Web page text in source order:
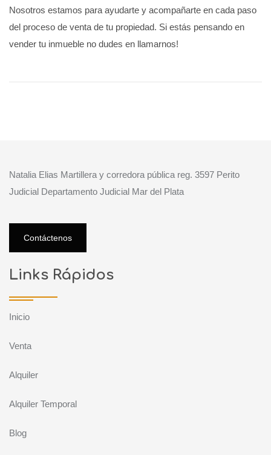
Nosotros estamos para ayudarte y acompañarte en cada paso
del proceso de venta de tu propiedad. Si estás pensando en
vender tu inmueble no dudes en llamarnos!
Natalia Elias Martillera y corredora pública reg. 3597 Perito
Judicial Departamento Judicial Mar del Plata
Contáctenos
Links Rápidos
Inicio
Venta
Alquiler
Alquiler Temporal
Blog